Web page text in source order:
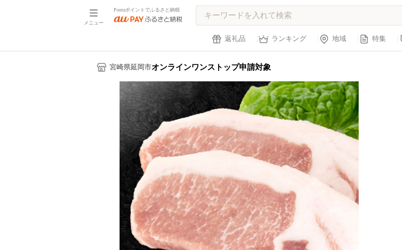
メニュー
Pontaポイントでふるさと納税
返礼品 ランキング 地域 特集
宮崎県延岡市オンラインワンストップ申請対象